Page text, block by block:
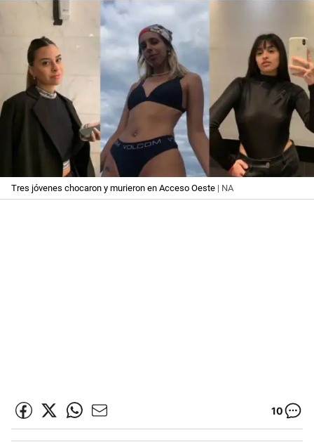
Tres jóvenes chocaron y murieron en Acceso Oeste | NA
10